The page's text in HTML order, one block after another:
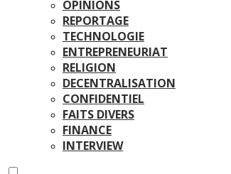
OPINIONS
REPORTAGE
TECHNOLOGIE
ENTREPRENEURIAT
RELIGION
DECENTRALISATION
CONFIDENTIEL
FAITS DIVERS
FINANCE
INTERVIEW